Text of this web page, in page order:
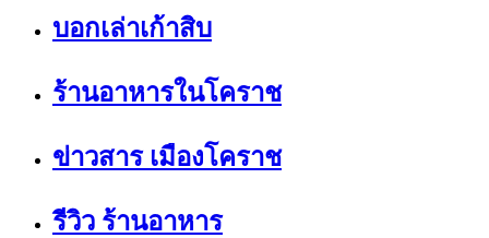
บอกเล่าเก้าสิบ
ร้านอาหารในโคราช
ข่าวสาร เมืองโคราช
รีวิว ร้านอาหาร